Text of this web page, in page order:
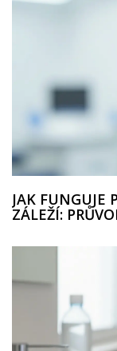
JAK FUNGUJE
ZÁLEŽÍ: